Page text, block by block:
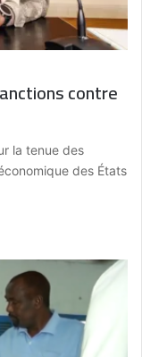
la tenue des
des États